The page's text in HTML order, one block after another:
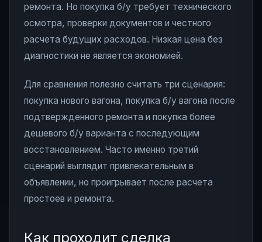
ремонта. Но покупка б/у требует технического
осмотра, проверки документов и честного
расчета будущих расходов. Низкая цена без
диагностики не является экономией.
Для сравнения полезно считать три сценария:
покупка нового вагона, покупка б/у вагона после
подтвержденного ремонта и покупка более
дешевого б/у варианта с последующим
восстановлением. Часто именно третий
сценарий выглядит привлекательным в
объявлении, но проигрывает после расчета
простоев и ремонта.
Как проходит сделка